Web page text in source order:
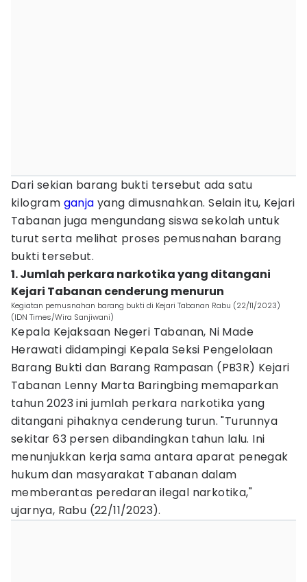
Dari sekian barang bukti tersebut ada satu
kilogram ganja yang dimusnahkan. Selain itu, Kejari
Tabanan juga mengundang siswa sekolah untuk
turut serta melihat proses pemusnahan barang
bukti tersebut.
1. Jumlah perkara narkotika yang ditangani
Kejari Tabanan cenderung menurun
Kegiatan pemusnahan barang bukti di Kejari Tabanan Rabu (22/11/2023)
(IDN Times/Wira Sanjiwani)
Kepala Kejaksaan Negeri Tabanan, Ni Made
Herawati didampingi Kepala Seksi Pengelolaan
Barang Bukti dan Barang Rampasan (PB3R) Kejari
Tabanan Lenny Marta Baringbing memaparkan
tahun 2023 ini jumlah perkara narkotika yang
ditangani pihaknya cenderung turun. "Turunnya
sekitar 63 persen dibandingkan tahun lalu. Ini
menunjukkan kerja sama antara aparat penegak
hukum dan masyarakat Tabanan dalam
memberantas peredaran ilegal narkotika,"
ujarnya, Rabu (22/11/2023).